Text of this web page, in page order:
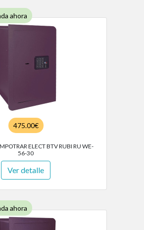
ahora
475.00€
ELECT BTV RUBI RU WE-
56-30
Ver detalle
ahora